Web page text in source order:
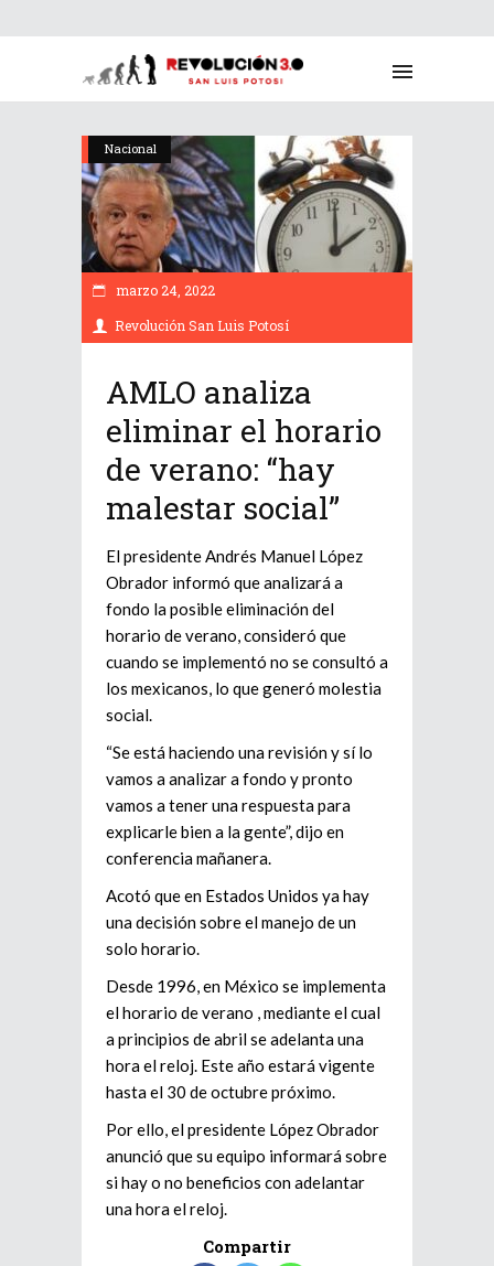
Nacional
marzo 24, 2022
Revolución San Luis Potosí
AMLO analiza
eliminar el horario
de verano: “hay
malestar social”
El presidente Andrés Manuel López
Obrador informó que analizará a
fondo la posible eliminación del
horario de verano, consideró que
cuando se implementó no se consultó a
los mexicanos, lo que generó molestia
social.
“Se está haciendo una revisión y sí lo
vamos a analizar a fondo y pronto
vamos a tener una respuesta para
explicarle bien a la gente”, dijo en
conferencia mañanera.
Acotó que en Estados Unidos ya hay
una decisión sobre el manejo de un
solo horario.
Desde 1996, en México se implementa
el horario de verano , mediante el cual
a principios de abril se adelanta una
hora el reloj. Este año estará vigente
hasta el 30 de octubre próximo.
Por ello, el presidente López Obrador
anunció que su equipo informará sobre
si hay o no beneficios con adelantar
una hora el reloj.
Compartir